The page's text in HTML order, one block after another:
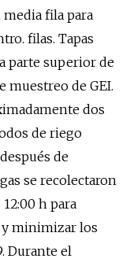
media fila para
filas. Tapas
parte superior de
muestreo de GEI.
dos
de riego
de
se recolectaron
h para
minimizar los
Durante el